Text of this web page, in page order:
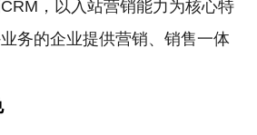
，以入站营销能力为核心特
务的企业提供营销、销售一体